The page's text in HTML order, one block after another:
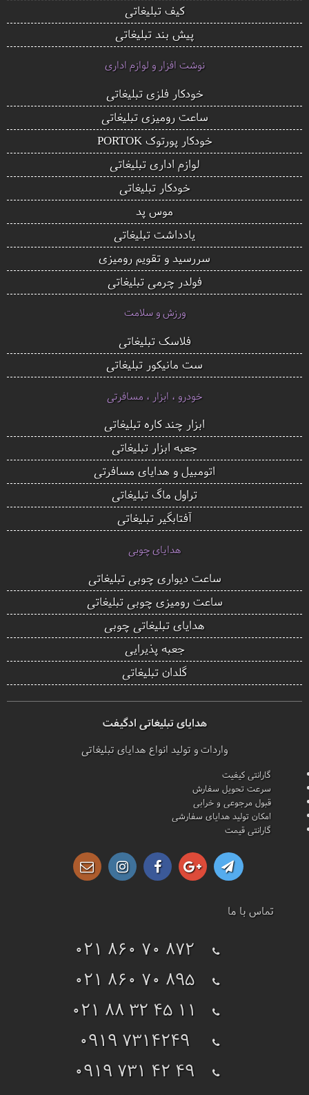
کیف تبلیغاتی
پیش بند تبلیغاتی
نوشت افزار و لوازم اداری
خودکار فلزی تبلیغاتی
ساعت رومیزی تبلیغاتی
خودکار پورتوک PORTOK
لوازم اداری تبلیغاتی
خودکار تبلیغاتی
موس پد
یادداشت تبلیغاتی
سررسید و تقویم رومیزی
فولدر چرمی تبلیغاتی
ورزش و سلامت
فلاسک تبلیغاتی
ست مانیکور تبلیغاتی
خودرو ، ابزار ، مسافرتی
ابزار چند کاره تبلیغاتی
جعبه ابزار تبلیغاتی
اتومبیل و هدایای مسافرتی
تراول ماگ تبلیغاتی
آفتابگیر تبلیغاتی
هدایای چوبی
ساعت دیواری چوبی تبلیغاتی
ساعت رومیزی چوبی تبلیغاتی
هدایای تبلیغاتی چوبی
جعبه پذیرایی
گلدان تبلیغاتی
هدایای تبلیغاتی ادگیفت
واردات و تولید انواع هدایای تبلیغاتی
گارانتی کیفیت
سرعت تحویل سفارش
قبول مرجوعی و خرابی
امکان تولید هدایای سفارشی
گارانتی قیمت
تماس با ما
021 860 70 872
021 860 70 895
021 88 32 45 11
0919 7314249
0919 731 42 49